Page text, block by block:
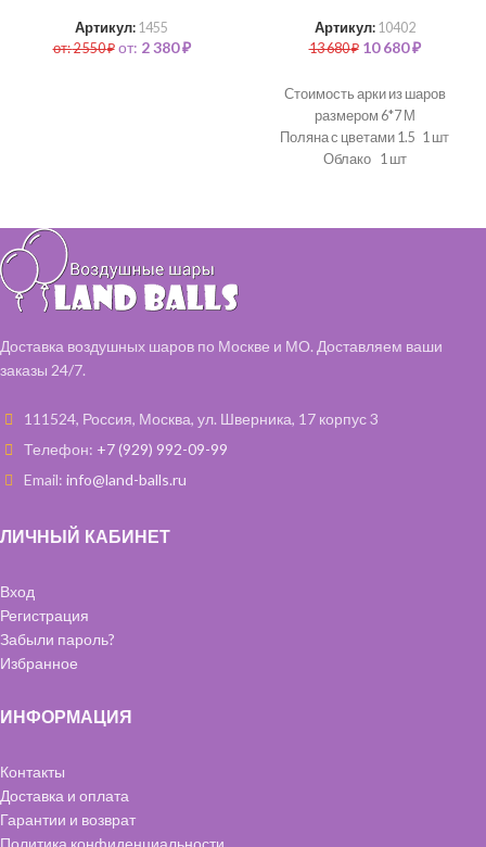
Артикул: 1455
от:2 550₽ от: 2 380₽
Артикул: 10402
13 680₽ 10 680₽
Стоимость арки из шаров
размером 6*7 М
Поляна с цветами 1.5 1 шт
Облако 1 шт
Доставка воздушных шаров по Москве и МО. Доставляем ваши
заказы 24/7.
111524, Россия, Москва, ул. Шверника, 17 корпус 3
Телефон: +7 (929) 992-09-99
Email: info@land-balls.ru
ЛИЧНЫЙ КАБИНЕТ
Вход
Регистрация
Забыли пароль?
Избранное
ИНФОРМАЦИЯ
Контакты
Доставка и оплата
Гарантии и возврат
Политика конфиденциальности